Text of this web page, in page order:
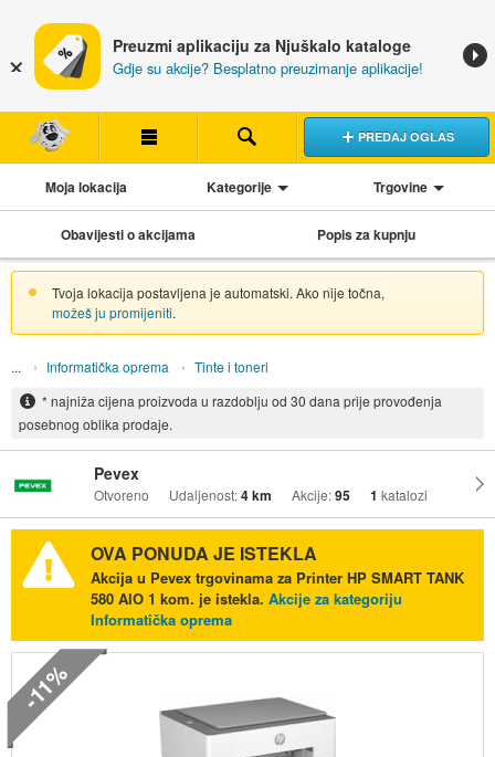
Preuzmi aplikaciju za Njuškalo kataloge
Gdje su akcije? Besplatno preuzimanje aplikacije!
PREDAJ OGLAS
Moja lokacija Kategorije Trgovine
Obavijesti o akcijama Popis za kupnju
Tvoja lokacija postavljena je automatski. Ako nije točna,
možeš ju promijeniti.
Informatička oprema
Tinte i toneri
* najniža cijena proizvoda u razdoblju od 30 dana prije provođenja
posebnog oblika prodaje.
Pevex
Otvoreno Udaljenost:4 km Akcije:95 1 katalozi
OVA PONUDA JE ISTEKLA
Akcija u Pevex trgovinama za Printer HP SMART TANK
580 AIO 1 kom. je istekla. Akcije za kategoriju
Informatička oprema
-11%